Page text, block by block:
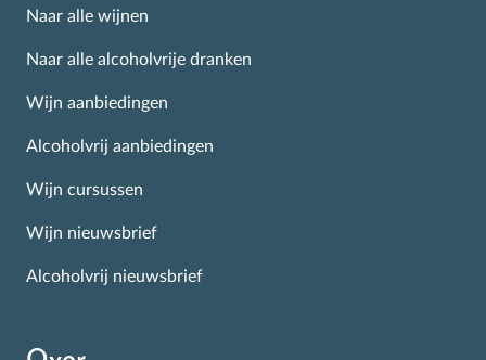
Naar alle wijnen
Naar alle alcoholvrije dranken
Wijn aanbiedingen
Alcoholvrij aanbiedingen
Wijn cursussen
Wijn nieuwsbrief
Alcoholvrij nieuwsbrief
wijnen! Met informatie en tips over de beste wijnen op